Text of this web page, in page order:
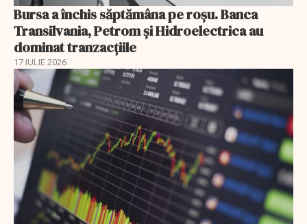
Bursa a închis săptămâna pe roșu. Banca
Transilvania, Petrom și Hidroelectrica au
dominat tranzacțiile
17 IULIE 2026